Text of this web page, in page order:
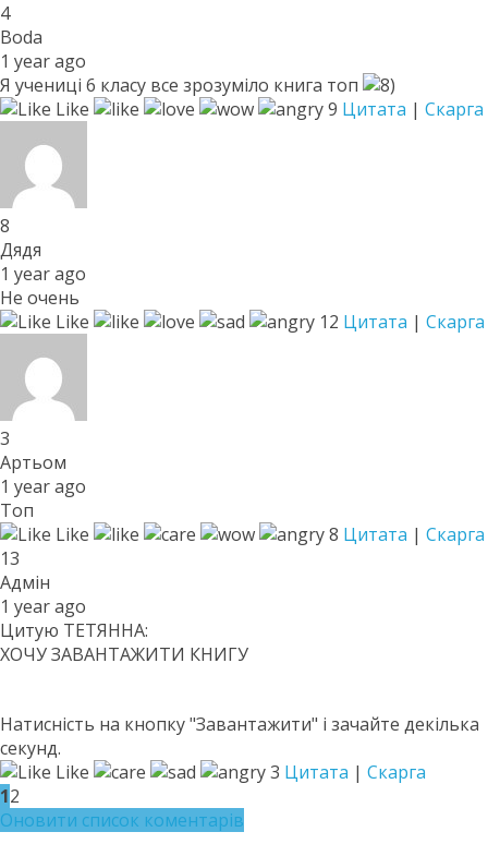
4
Boda
1 year ago
Я учениці 6 класу все зрозуміло книга топ
Like
9 Цитата | Скарга
8
Дядя
1 year ago
Не очень
Like
12 Цитата | Скарга
3
Артьом
1 year ago
Топ
Like
8 Цитата | Скарга
13
Адмін
1 year ago
Цитую ТЕТЯННА:
ХОЧУ ЗАВАНТАЖИТИ КНИГУ
Натисність на кнопку "Завантажити" і зачайте декілька
секунд.
Like
3 Цитата | Скарга
12
Оновити список коментарів